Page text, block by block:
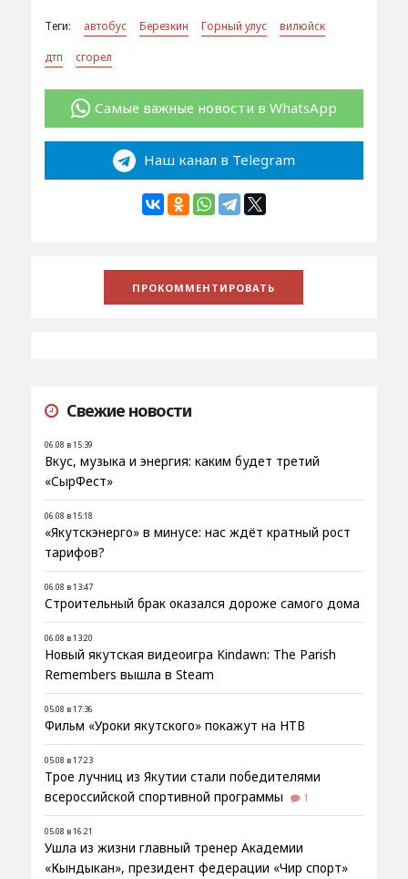
Теги: автобус Березкин Горный улус
вилюйск
дтп
сгорел
Самые важные новости в WhatsApp
Наш канал в Telegram
Свежие новости
06.08 в 15:39
Вкус, музыка и энергия: каким будет третий
«СырФест»
06.08 в 15:18
«Якутскэнерго» в минусе: нас ждёт кратный рост
тарифов?
06.08 в 13:47
Строительный брак оказался дороже самого дома
06.08 в 13:20
Новый якутская видеоигра Kindawn: The Parish
Remembers вышла в Steam
05.08 в 17:36
Фильм «Уроки якутского» покажут на НТВ
05.08 в 17:23
Трое лучниц из Якутии стали победителями
всероссийской спортивной программы
1
05.08 в 16:21
Ушла из жизни главный тренер Академии
«Кындыкан», президент федерации «Чир спорт»